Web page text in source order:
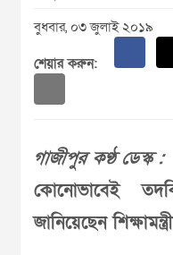
বুধবার, ০৩ জুলাই ২০১৯
শেয়ার করুন:
গাজীপুর কণ্ঠ ডেস্ক :
কোনোভাবেই
জানিয়েছেন